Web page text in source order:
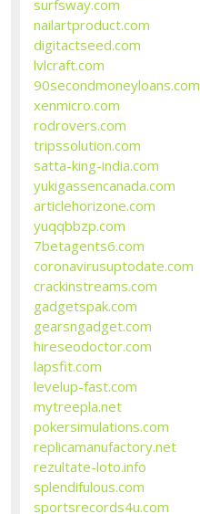
surfsway.com
nailartproduct.com
digitactseed.com
lvlcraft.com
90secondmoneyloans.com
xenmicro.com
rodrovers.com
tripssolution.com
satta-king-india.com
yukigassencanada.com
articlehorizone.com
yuqqbbzp.com
7betagents6.com
coronavirusuptodate.com
crackinstreams.com
gadgetspak.com
gearsngadget.com
hireseodoctor.com
lapsfit.com
levelup-fast.com
mytreepla.net
pokersimulations.com
replicamanufactory.net
rezultate-loto.info
splendifulous.com
sportsrecords4u.com